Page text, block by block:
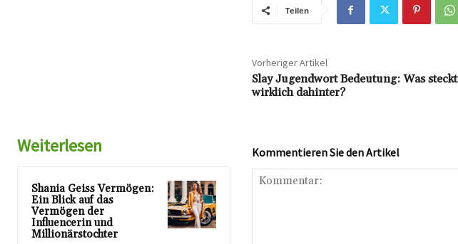
Teilen
Vorheriger Artikel
Slay Jugendwort Bedeutung: Was steckt
wirklich dahinter?
Weiterlesen
Shania Geiss Vermögen:
Ein Blick auf das
Vermögen der
Influencerin und
Millionärstochter
Kommentieren Sie den Artikel